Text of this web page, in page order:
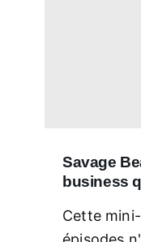
Savage
business
Cette